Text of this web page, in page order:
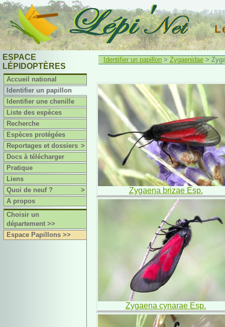
ESPACE
LÉPIDOPTÈRES
Accueil national
Identifier un papillon
Identifier une chenille
Liste des espèces
Recherche
Espèces protégées
Reportages et dossiers >
Docs à télécharger
Pratique
Liens
Quoi de neuf ?
>
A propos
Choisir un
département >>
Espace Papillons >>
Identifier un papillon > Zygaenidae >
Zygaena brizae Esp.
Zygaena cynarae Esp.